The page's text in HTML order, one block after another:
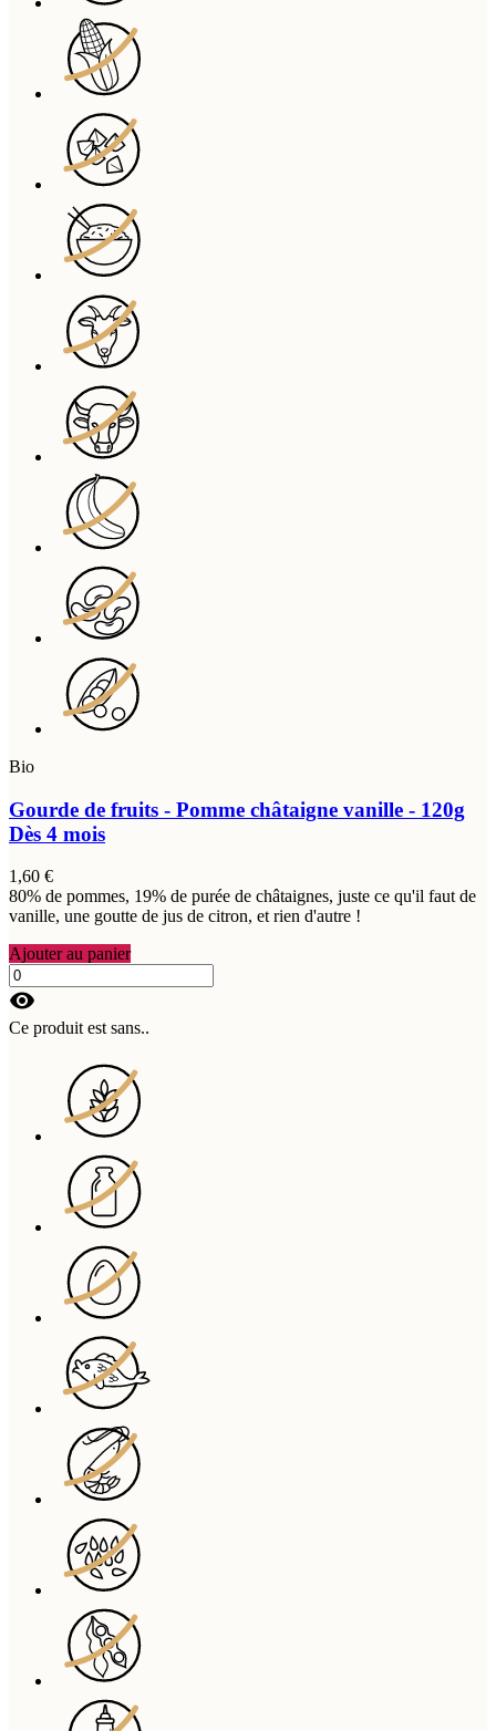
Bio
Gourde de fruits - Pomme châtaigne vanille - 120g
Dès 4 mois
1,60 €
80% de pommes, 19% de purée de châtaignes, juste ce qu'il faut de
vanille, une goutte de jus de citron, et rien d'autre !
Ajouter au panier
visibility
Ce produit est sans..